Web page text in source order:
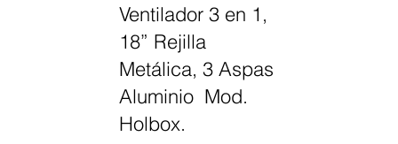
Ventilador 3 en 1,
18” Rejilla
Metálica, 3 Aspas
Aluminio Mod.
Holbox.